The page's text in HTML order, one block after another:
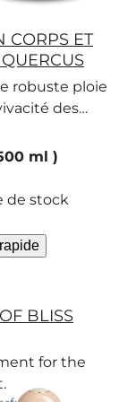
CORPS ET
robuste ploie
des
corps et
ml
de stock
BLISS
for the